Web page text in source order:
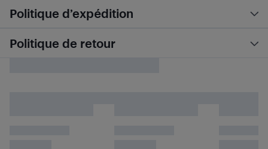
Politique d’expédition
Politique de retour